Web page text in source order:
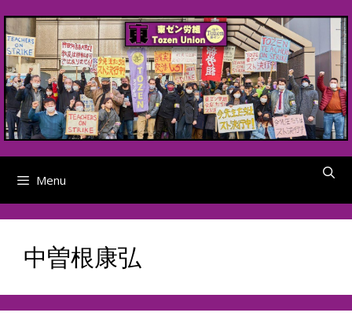
to
content
Menu
中曽根康弘